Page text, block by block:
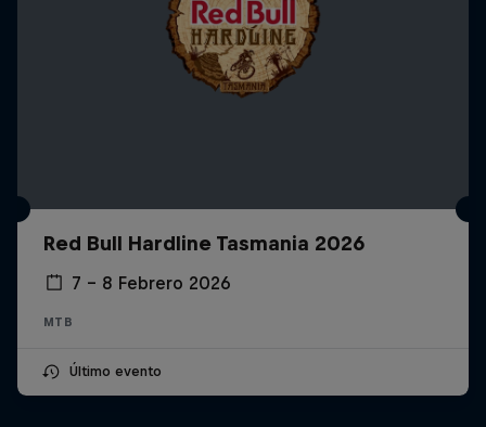
Red Bull Hardline Tasmania 2026
7 – 8 Febrero 2026
MTB
Último evento